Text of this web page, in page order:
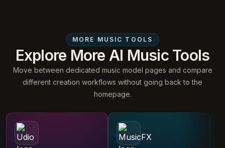
MORE MUSIC TOOLS
Explore More AI Music Tools
Move between dedicated music model pages and compare
different creation workflows without going back to the
homepage.
Udio MusicFX